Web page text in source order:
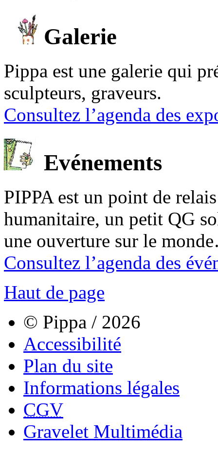
Galerie
Pippa est une galerie qui
sculpteurs, graveurs.
Consultez l’agenda des
Evénements
PIPPA est un point de
humanitaire, un petit QG
une ouverture sur le
Consultez l’agenda des
Haut de page
© Pippa / 2026
Accessibilité
Plan du site
Informations légales
CGV
Gravelet Multimédia